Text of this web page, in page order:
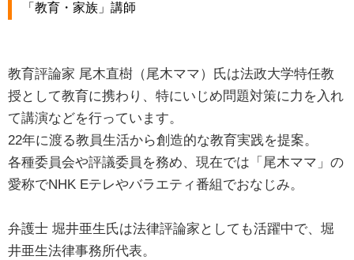
「教育・家族」講師
教育評論家 尾木直樹（尾木ママ）氏は法政大学特任教
授として教育に携わり、特にいじめ問題対策に力を入れ
て講演などを行っています。
22年に渡る教員生活から創造的な教育実践を提案。
各種委員会や評議委員を務め、現在では「尾木ママ」の
愛称でNHK Eテレやバラエティ番組でおなじみ。
弁護士 堀井亜生氏は法律評論家としても活躍中で、堀
井亜生法律事務所代表。